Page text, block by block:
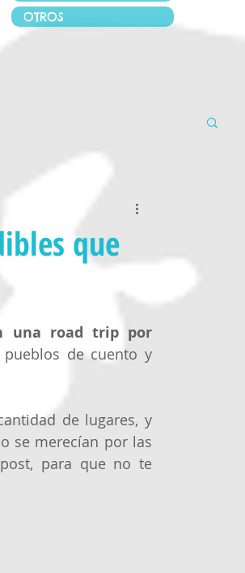
OTROS
que
una road trip por
de cuento y
de lugares, y
se merecían por las
para que no te